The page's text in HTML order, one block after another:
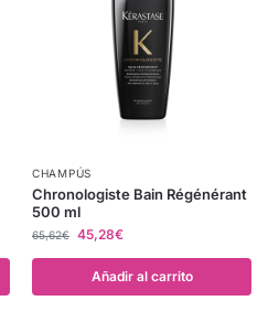
CHAMPÚS
Chronologiste Bain Régénérant
500 ml
65,62€ 45,28€
Añadir al carrito